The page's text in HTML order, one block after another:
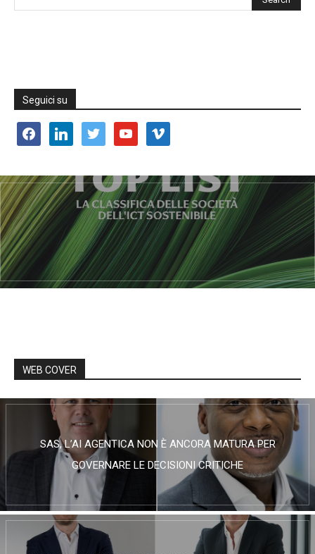
Seguici su
facebooklinkedin twitter youtube vimeo
WEB COVER
SAS, L’AI AGENTICA NON È ANCORA MATURA PER
GOVERNARE LE DECISIONI CRITICHE